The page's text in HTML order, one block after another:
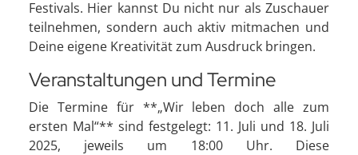
Festivals. Hier kannst Du nicht nur als Zuschauer
teilnehmen, sondern auch aktiv mitmachen und
Deine eigene Kreativität zum Ausdruck bringen.
Veranstaltungen und Termine
Die Termine für **„Wir leben doch alle zum
ersten Mal“** sind festgelegt: 11. Juli und 18. Juli
2025, jeweils um 18:00 Uhr. Diese